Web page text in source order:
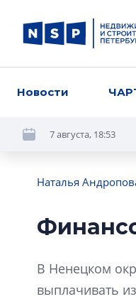
Новости
7 августа, 18:53
Наталья
В Ненецком
выплачивать